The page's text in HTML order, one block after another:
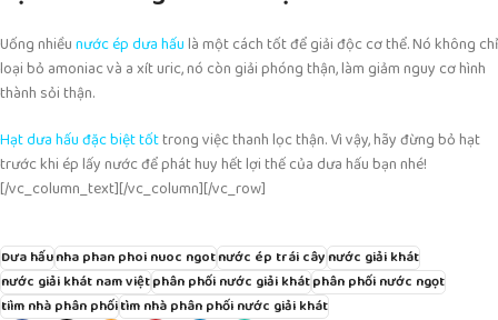
Uống nhiềunước ép dưa hấulà một cách tốt để giải độc cơ thể. Nó không chỉ
loại bỏ amoniac và a xít uric, nó còn giải phóng thận, làm giảm nguy cơ hình
thành sỏi thận.
Hạt dưa hấu đặc biệt tốttrong việc thanh lọc thận. Vì vậy, hãy đừng bỏ hạt
trước khi ép lấy nước để phát huy hết lợi thế của dưa hấu bạn nhé!
[/vc_column_text][/vc_column][/vc_row]
Dưa hấunha phan phoi nuoc ngotnước ép trái câynước giải khát
nước giải khát nam việtphân phối nước giải khátphân phối nước ngọt
tiìm nhà phân phốitìm nhà phân phối nước giải khát